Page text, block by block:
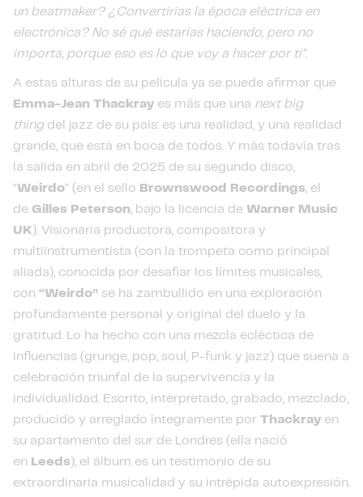
un beatmaker? ¿Convertirías la época eléctrica en
electrónica? No sé qué estarías haciendo, pero no
importa, porque eso es lo que voy a hacer por ti”.
A estas alturas de su película ya se puede afirmar que
Emma-Jean Thackray es más que una next big
thingdel jazz de su país: es una realidad, y una realidad
grande, que está en boca de todos. Y más todavía tras
la salida en abril de 2025 de su segundo disco,
“Weirdo” (en el sello Brownswood Recordings, el
de Gilles Peterson, bajo la licencia de Warner Music
UK ). Visionaria productora, compositora y
multiinstrumentista (con la trompeta como principal
aliada), conocida por desafiar los límites musicales,
con “Weirdo” se ha zambullido en una exploración
profundamente personal y original del duelo y la
gratitud. Lo ha hecho con una mezcla ecléctica de
influencias (grunge, pop, soul, P-funk y jazz) que suena a
celebración triunfal de la supervivencia y la
individualidad. Escrito, interpretado, grabado, mezclado,
producido y arreglado íntegramente por Thackray en
su apartamento del sur de Londres (ella nació
en Leeds ), el álbum es un testimonio de su
extraordinaria musicalidad y su intrépida autoexpresión.